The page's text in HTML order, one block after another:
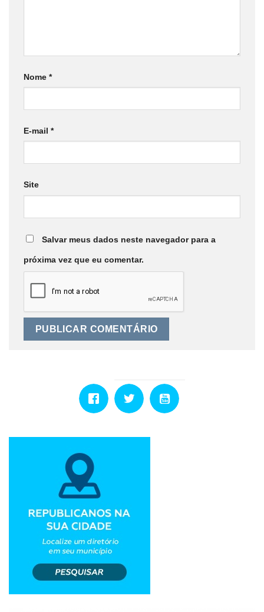
Nome *
E-mail *
Site
Salvar meus dados neste navegador para a
próxima vez que eu comentar.